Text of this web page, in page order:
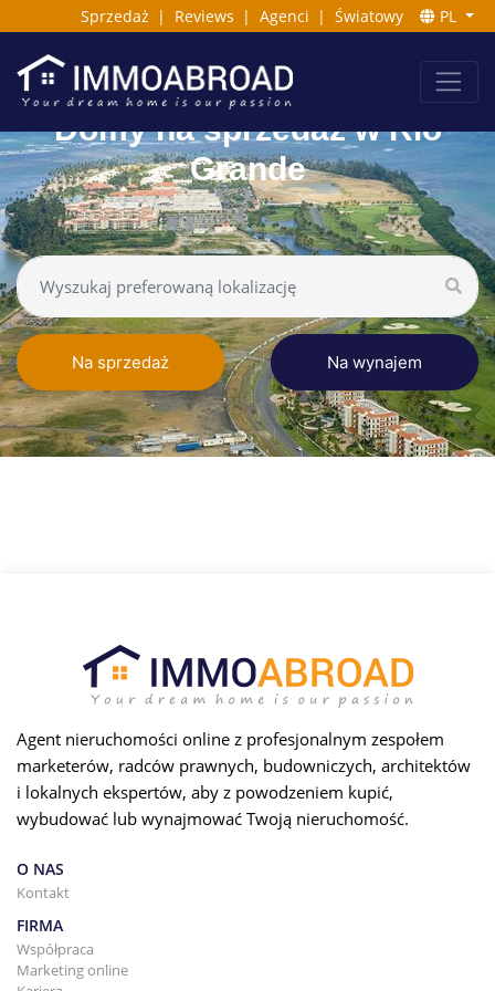
Sprzedaż | Reviews | Agenci | Światowy PL
Domy na sprzedaż w Rio
Grande
Na sprzedaż Na wynajem
Agent nieruchomości online z profesjonalnym zespołem
marketerów, radców prawnych, budowniczych, architektów
i lokalnych ekspertów, aby z powodzeniem kupić,
wybudować lub wynajmować Twoją nieruchomość.
O NAS
Kontakt
FIRMA
Współpraca
Marketing online